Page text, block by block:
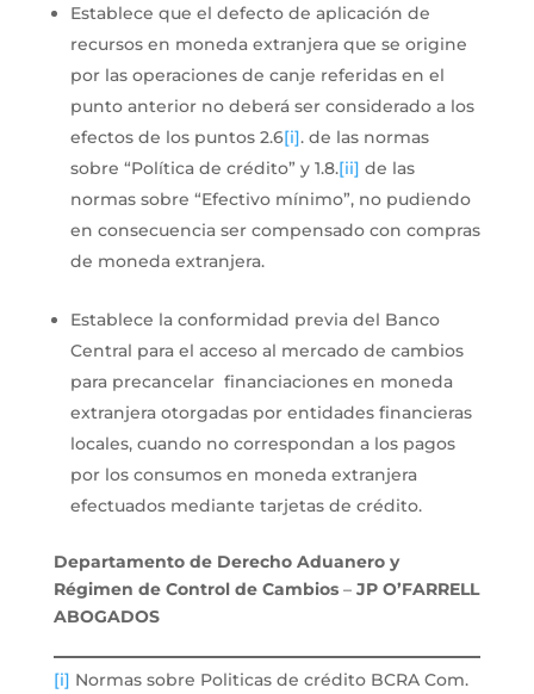
Establece que el defecto de aplicación de
recursos en moneda extranjera que se origine
por las operaciones de canje referidas en el
punto anterior no deberá ser considerado a los
efectos de los puntos 2.6[i]. de las normas
sobre “Política de crédito” y 1.8.[ii] de las
normas sobre “Efectivo mínimo”, no pudiendo
en consecuencia ser compensado con compras
de moneda extranjera.
Establece la conformidad previa del Banco
Central para el acceso al mercado de cambios
para precancelar financiaciones en moneda
extranjera otorgadas por entidades financieras
locales, cuando no correspondan a los pagos
por los consumos en moneda extranjera
efectuados mediante tarjetas de crédito.
Departamento de Derecho Aduanero y
Régimen de Control de Cambios– JP O’FARRELL
ABOGADOS
[i] Normas sobre Politicas de crédito BCRA Com.